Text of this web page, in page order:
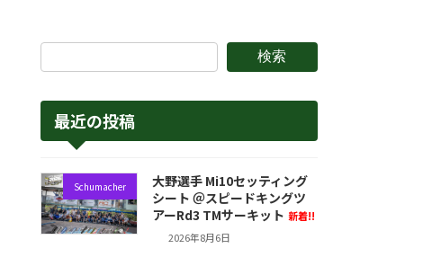
検索
最近の投稿
Schumacher
大野選手 Mi10セッティング
シート ＠スピードキングツ
アーRd3 TMサーキット 新着!!
2026年8月6日